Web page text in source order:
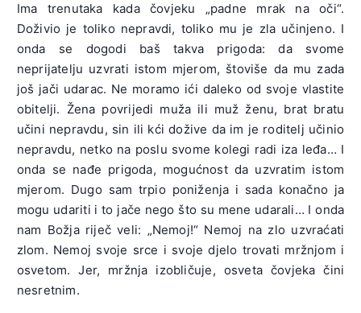
Ima trenutaka kada čovjeku „padne mrak na oči“.
Doživio je toliko nepravdi, toliko mu je zla učinjeno. I
onda se dogodi baš takva prigoda: da svome
neprijatelju uzvrati istom mjerom, štoviše da mu zada
još jači udarac. Ne moramo ići daleko od svoje vlastite
obitelji. Žena povrijedi muža ili muž ženu, brat bratu
učini nepravdu, sin ili kći dožive da im je roditelj učinio
nepravdu, netko na poslu svome kolegi radi iza leđa… I
onda se nađe prigoda, mogućnost da uzvratim istom
mjerom. Dugo sam trpio poniženja i sada konačno ja
mogu udariti i to jače nego što su mene udarali… I onda
nam Božja riječ veli: „Nemoj!“ Nemoj na zlo uzvraćati
zlom. Nemoj svoje srce i svoje djelo trovati mržnjom i
osvetom. Jer, mržnja izobličuje, osveta čovjeka čini
nesretnim.